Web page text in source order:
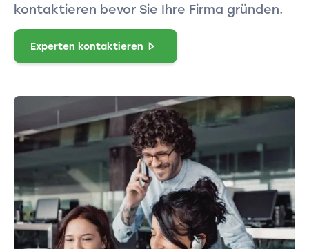
kontaktieren bevor Sie Ihre Firma gründen.
Experten kontaktieren